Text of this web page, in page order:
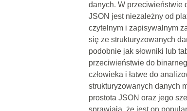
danych. W przeciwieństwie
JSON jest niezależny od
czytelnym i zapisywalnym
się ze strukturyzowanych
podobnie jak słowniki lub
przeciwieństwie do
człowieka i łatwe do
strukturyzowanych danych
prostota JSON oraz jego
sprawiają, że jest on